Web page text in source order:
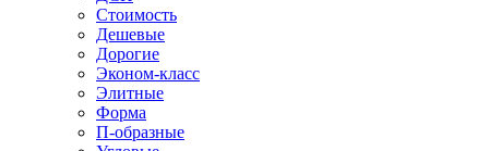
Стоимость
Дешевые
Дорогие
Эконом-класс
Элитные
Форма
П-образные